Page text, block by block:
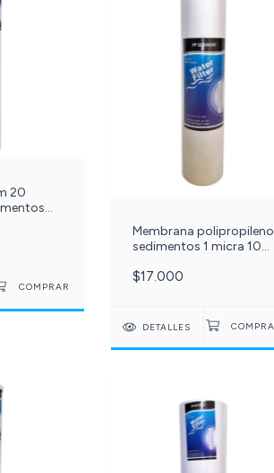
20
Membrana polipropileno
sedimentos 1 micra 10
$17.000
DETALLES